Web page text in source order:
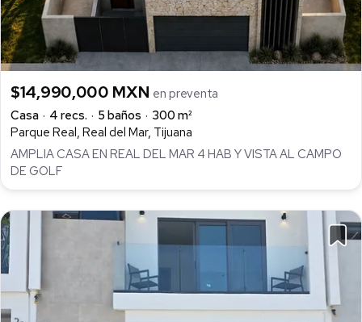
$14,990,000 MXN en preventa
Casa
4 recs. 5 baños
300 m²
Parque Real, Real del Mar, Tijuana
AMPLIA CASA EN REAL DEL MAR 4 HAB Y VISTA AL CAMPO
DE GOLF